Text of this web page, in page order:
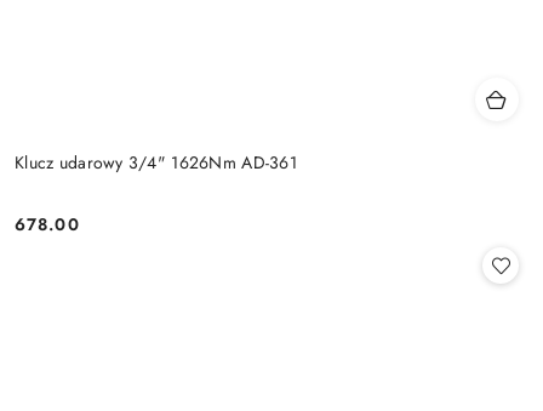
Klucz udarowy 3/4" 1626Nm AD-361
Cena:
678.00